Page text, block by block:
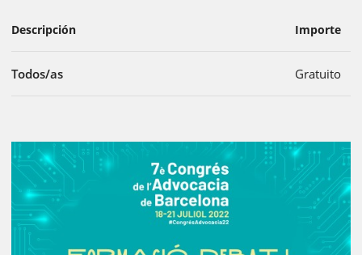
Descripción Importe
Todos/as Gratuito